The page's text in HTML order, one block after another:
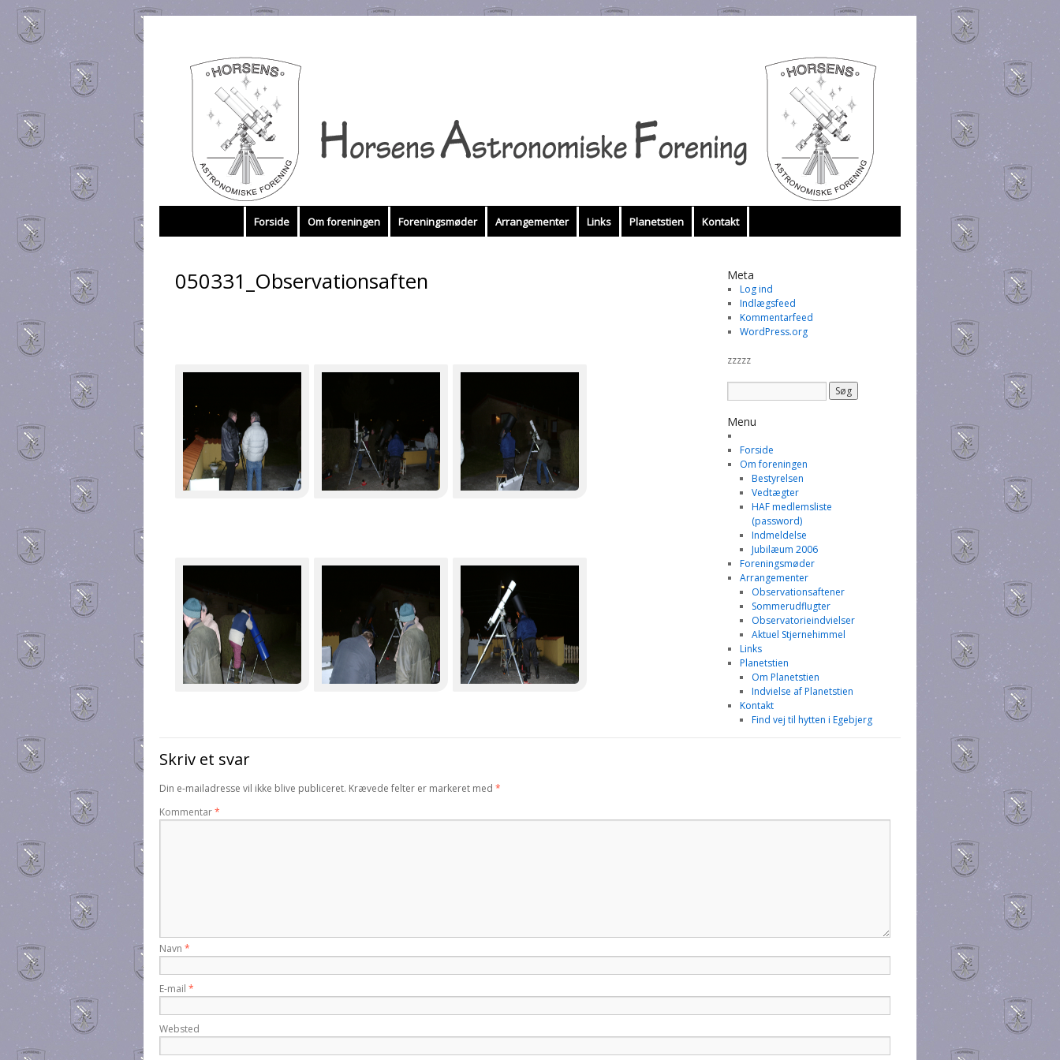
indhold
Forside Om foreningen Foreningsmøder Arrangementer Links Planetstien Kontakt
050331_Observationsaften
Skriv et svar
Din e-mailadresse vil ikke blive publiceret. Krævede felter er markeret med *
Kommentar*
Navn *
E-mail *
Websted
Meta
Log ind
Indlægsfeed
Kommentarfeed
WordPress.org
zzzzz
Menu
Forside
Om foreningen
Bestyrelsen
Vedtægter
HAF medlemsliste
(password)
Indmeldelse
Jubilæum 2006
Foreningsmøder
Arrangementer
Observationsaftener
Sommerudflugter
Observatorieindvielser
Aktuel Stjernehimmel
Links
Planetstien
Om Planetstien
Indvielse af Planetstien
Kontakt
Find vej til hytten i Egebjerg